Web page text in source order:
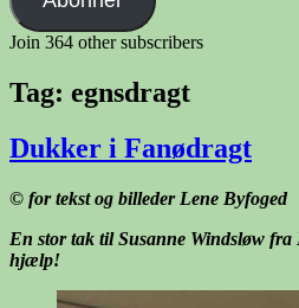
Join 364 other subscribers
Tag: egnsdragt
Dukker i Fanødragt
© for tekst og billeder Lene Byfoged
En stor tak til Susanne Windsløw
hjælp!